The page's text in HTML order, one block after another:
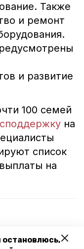
остановлюсь,
Также
и ремонт
и развитие
100 семей
на
список
на
получают